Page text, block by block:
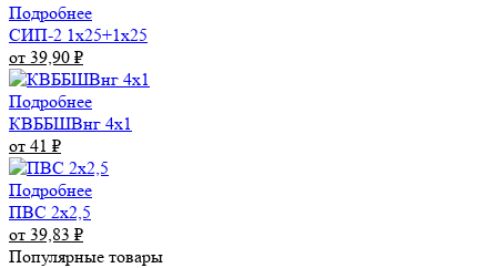
Подробнее
СИП-2 1х25+1х25
от 39,90 ₽
Подробнее
КВББШВнг 4х1
от 41 ₽
Подробнее
ПВС 2х2,5
от 39,83 ₽
Популярные товары